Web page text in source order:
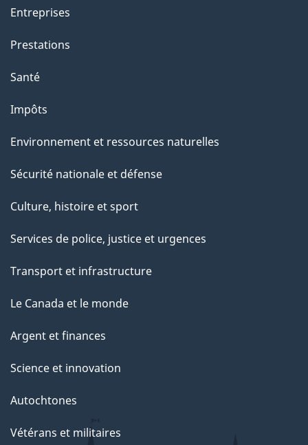
Entreprises
Prestations
Santé
Impôts
Environnement et ressources naturelles
Sécurité nationale et défense
Culture, histoire et sport
Services de police, justice et urgences
Transport et infrastructure
Le Canada et le monde
Argent et finances
Science et innovation
Autochtones
Vétérans et militaires